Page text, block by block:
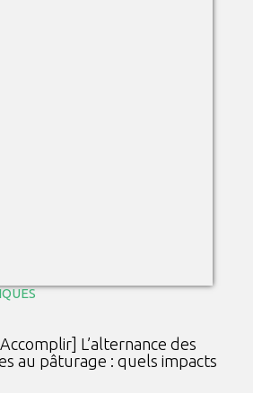
L’alternance des
au pâturage : quels impacts